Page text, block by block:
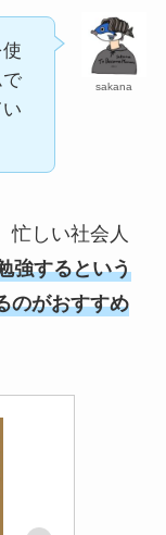
sakana
使
忙しい社会人
強するという
のがおすすめ